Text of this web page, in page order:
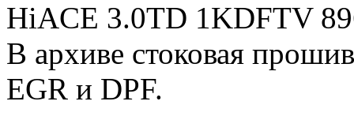
HiACE 3.0TD 1KDFTV
В архиве стоковая
EGR и DPF.